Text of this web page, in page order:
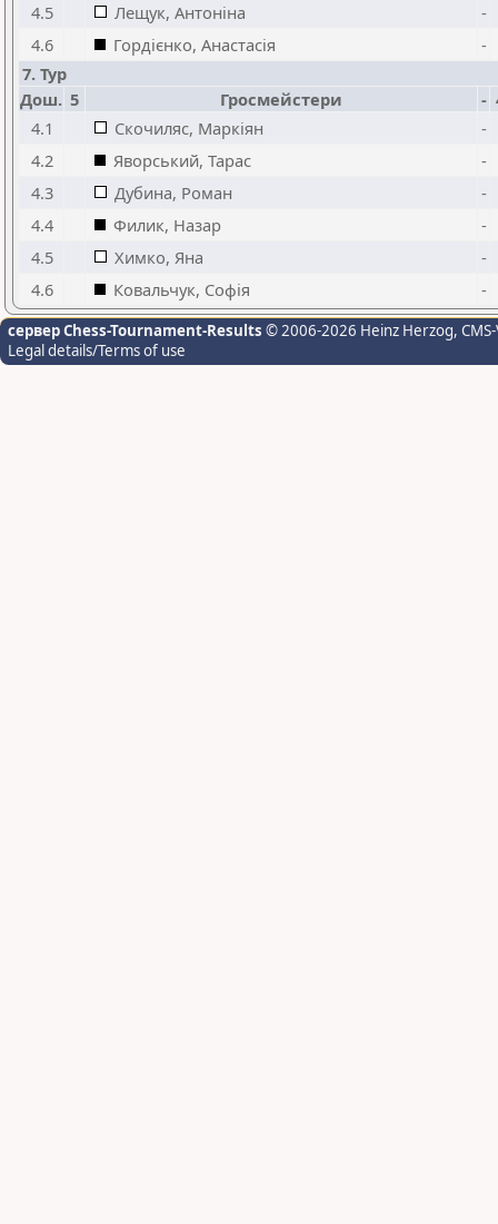
4.5
Лещук, Антоніна
-
4.6
Гордієнко, Анастасія
-
7. Тур
Дош. 5 Гросмейстери -
4.1
Скочиляс, Маркіян
-
4.2
Яворський, Тарас
-
4.3
Дубина, Роман
-
4.4
Филик, Назар
-
4.5
Химко, Яна
-
4.6
Ковальчук, Софія -
сервер Chess-Tournament-Results © 2006-2026 Heinz Herzog,
Legal details/Terms of use